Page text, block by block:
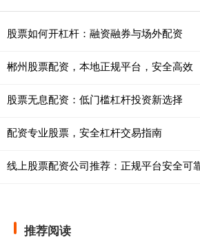
股票如何开杠杆：融资融券与场外配资
郴州股票配资，本地正规平台，安全高效
股票无息配资：低门槛杠杆投资新选择
配资专业股票，安全杠杆交易指南
线上股票配资公司推荐：正规平台安全可
推荐阅读